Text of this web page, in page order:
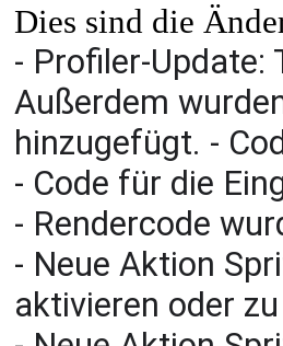
Dies sind die
- Profiler-Update:
Außerdem
hinzugefügt. -
- Code für die
- Rendercode
- Neue Aktion
aktivieren oder